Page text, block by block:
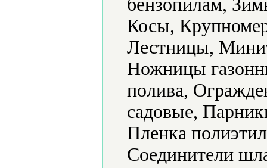
бензопилам,
Косы,
Лестницы,
Ножницы
полива,
садовые,
Пленка
Соединители